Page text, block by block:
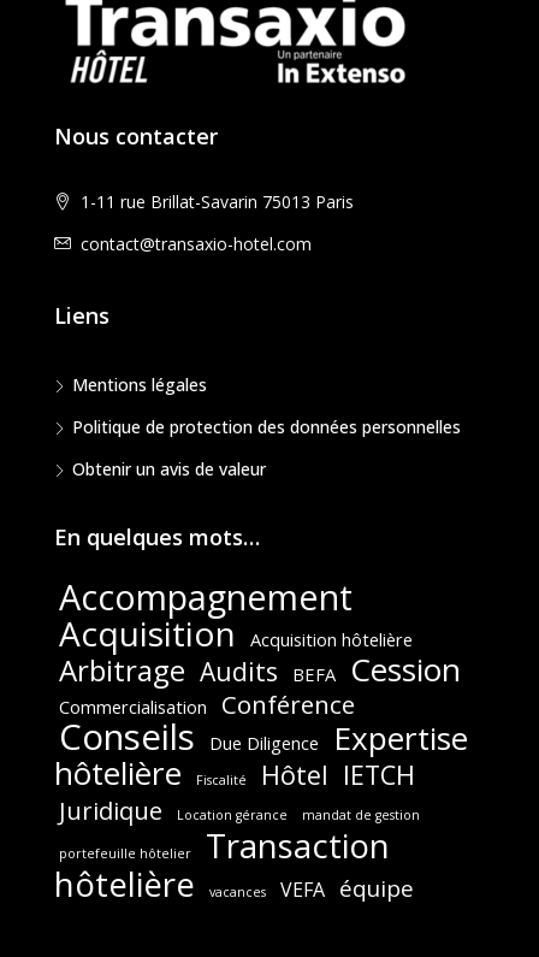
Nous contacter
1-11 rue Brillat-Savarin 75013 Paris
contact@transaxio-hotel.com
Liens
Mentions légales
Politique de protection des données personnelles
Obtenir un avis de valeur
En quelques mots…
Accompagnement
Acquisition Acquisition hôtelière
Arbitrage Audits BEFA Cession
Commercialisation Conférence
Conseils Due Diligence
Expertise
hôtelière
Fiscalité Hôtel IETCH
Juridique Location gérance mandat de gestion
portefeuille hôtelier
Transaction
hôtelière
vacances VEFA équipe